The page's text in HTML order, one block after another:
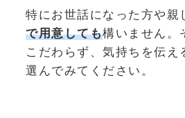
特にお世話になった方や親
で用意しても構いません。
こだわらず、気持ちを伝え
選んでみてください。